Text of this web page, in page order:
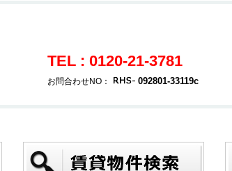
TEL : 0120-21-3781
お問合わせNO： 092801-33119c